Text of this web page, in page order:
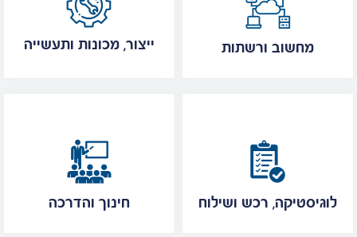
ייצור, מכונות ותעשייה מחשוב ורשתות
חינוך והדרכה לוגיסטיקה, רכש ושילוח